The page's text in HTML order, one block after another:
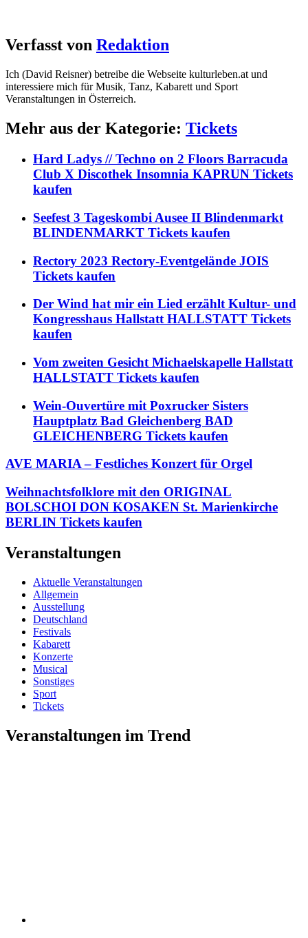
Verfasst von Redaktion
Ich (David Reisner) betreibe die Webseite kulturleben.at und
interessiere mich für Musik, Tanz, Kabarett und Sport
Veranstaltungen in Österreich.
Mehr aus der Kategorie: Tickets
Hard Ladys // Techno on 2 Floors Barracuda
Club X Discothek Insomnia KAPRUN Tickets
kaufen
Seefest 3 Tageskombi Ausee II Blindenmarkt
BLINDENMARKT Tickets kaufen
Rectory 2023 Rectory-Eventgelände JOIS
Tickets kaufen
Der Wind hat mir ein Lied erzählt Kultur- und
Kongresshaus Hallstatt HALLSTATT Tickets
kaufen
Vom zweiten Gesicht Michaelskapelle Hallstatt
HALLSTATT Tickets kaufen
Wein-Ouvertüre mit Poxrucker Sisters
Hauptplatz Bad Gleichenberg BAD
GLEICHENBERG Tickets kaufen
AVE MARIA – Festliches Konzert für Orgel
Weihnachtsfolklore mit den ORIGINAL
BOLSCHOI DON KOSAKEN St. Marienkirche
BERLIN Tickets kaufen
Veranstaltungen
Aktuelle Veranstaltungen
Allgemein
Ausstellung
Deutschland
Festivals
Kabarett
Konzerte
Musical
Sonstiges
Sport
Tickets
Veranstaltungen im Trend